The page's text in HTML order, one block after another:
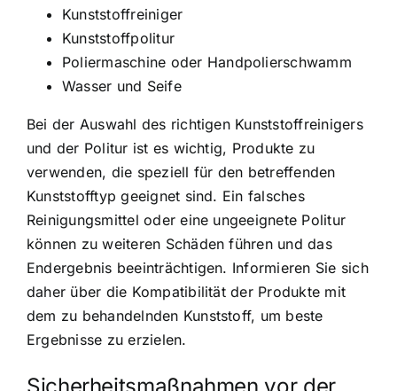
Kunststoffreiniger
Kunststoffpolitur
Poliermaschine oder Handpolierschwamm
Wasser und Seife
Bei der Auswahl des richtigen Kunststoffreinigers
und der Politur ist es wichtig, Produkte zu
verwenden, die speziell für den betreffenden
Kunststofftyp geeignet sind. Ein falsches
Reinigungsmittel oder eine ungeeignete Politur
können zu weiteren Schäden führen und das
Endergebnis beeinträchtigen. Informieren Sie sich
daher über die Kompatibilität der Produkte mit
dem zu behandelnden Kunststoff, um beste
Ergebnisse zu erzielen.